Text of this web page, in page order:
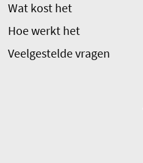
Wat kost het
Hoe werkt het
Veelgestelde vragen